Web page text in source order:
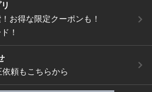
お得な限定クーポンも！
！
頼もこちらから